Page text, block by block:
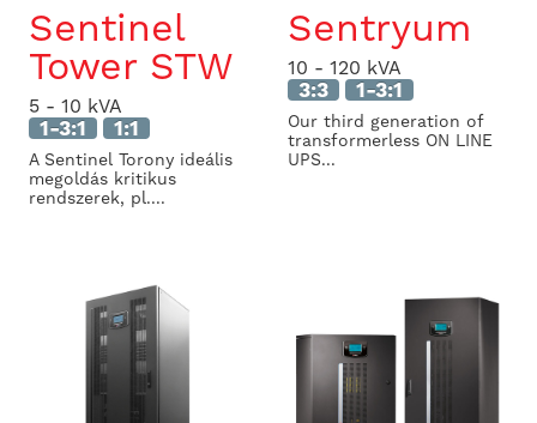
Sentinel
Tower STW
5 - 10 kVA
1-3:1 1:1
A Sentinel Torony ideális
megoldás kritikus
rendszerek, pl....
Sentryum
10 - 120 kVA
3:3 1-3:1
Our third generation of
transformerless ON LINE
UPS...